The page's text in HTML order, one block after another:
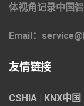
体视角记录中国
Email：
友情链接
CSHIA KNX中国